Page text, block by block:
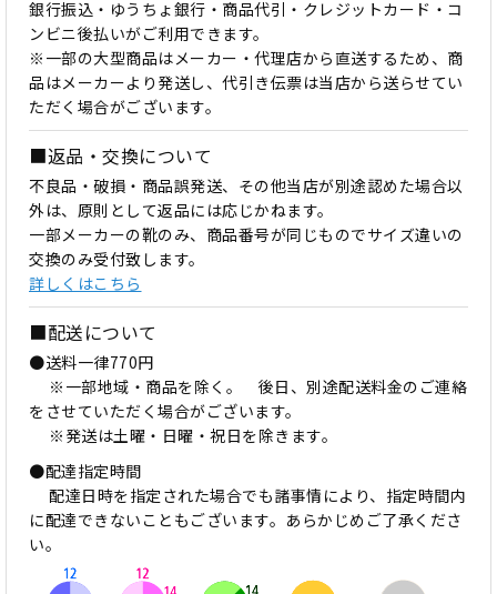
銀行振込・ゆうちょ銀行・商品代引・クレジットカード・コ
ンビニ後払いがご利用できます。
※一部の大型商品はメーカー・代理店から直送するため、商
品はメーカーより発送し、代引き伝票は当店から送らせてい
ただく場合がございます。
■返品・交換について
不良品・破損・商品誤発送、その他当店が別途認めた場合以
外は、原則として返品には応じかねます。
一部メーカーの靴のみ、商品番号が同じものでサイズ違いの
交換のみ受付致します。
詳しくはこちら
■配送について
●送料一律770円
※一部地域・商品を除く。 後日、別途配送料金のご連絡
をさせていただく場合がございます。
※発送は土曜・日曜・祝日を除きます。
●配達指定時間
配達日時を指定された場合でも諸事情により、指定時間内
に配達できないこともございます。あらかじめご了承くださ
い。